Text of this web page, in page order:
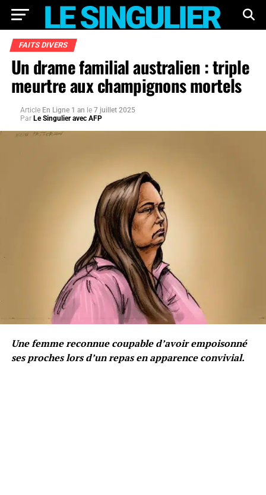
FAITS DIVERS
Un drame familial australien : triple
meurtre aux champignons mortels
Article En Ligne 1 an le 7 juillet 2025
Par Le Singulier avec AFP
Une femme reconnue coupable d’avoir empoisonné
ses proches lors d’un repas en apparence convivial.